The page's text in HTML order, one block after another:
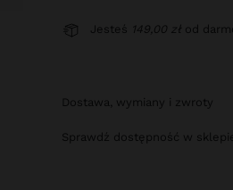
Jesteś 149,00 zł od
dostawa, wymiany i zwroty
sprawdź dostępność w